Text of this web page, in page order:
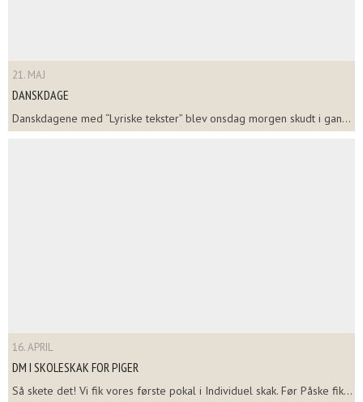
21. MAJ
DANSKDAGE
Danskdagene med “Lyriske tekster” blev onsdag morgen skudt i gan...
16. APRIL
DM I SKOLESKAK FOR PIGER
Så skete det! Vi fik vores første pokal i Individuel skak. Før Påske fik...